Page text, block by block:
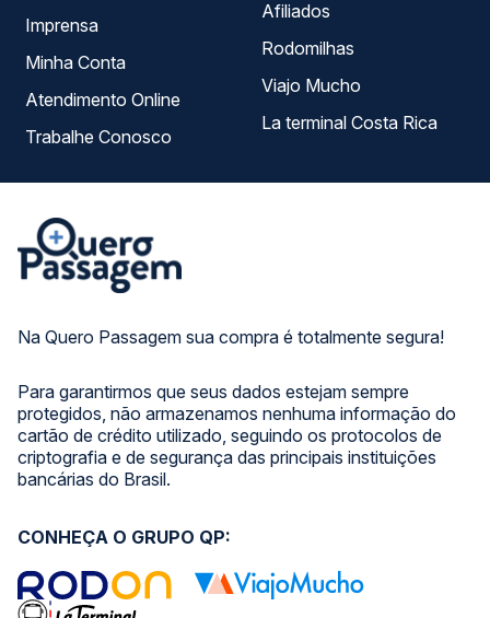
Na Quero Passagem sua compra é totalmente segura!
Para garantirmos que seus dados estejam sempre
protegidos, não armazenamos nenhuma informação do
cartão de crédito utilizado, seguindo os protocolos de
criptografia e de segurança das principais instituições
bancárias do Brasil.
Imprensa
Minha Conta
Atendimento Online
Trabalhe Conosco
Afiliados
Rodomilhas
Viajo Mucho
La terminal Costa Rica
CONHEÇA O GRUPO QP: